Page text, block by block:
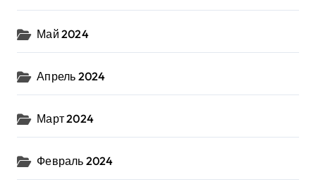
Май 2024
Апрель 2024
Март 2024
Февраль 2024